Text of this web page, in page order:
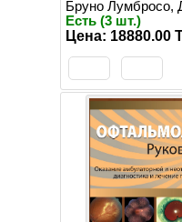
Бруно Лумбросо,
Есть (3 шт.)
Цена: 18880.00